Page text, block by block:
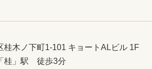
桂木ノ下町1-101 キョートALビル 1F
桂」駅 徒歩3分